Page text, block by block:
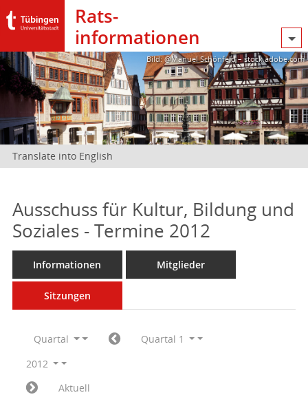
Rats­
informationen
Bild: @Manuel Schönfeld – stock.adobe.com
Translate into English
Ausschuss für Kultur, Bildung und
Soziales - Termine 2012
Informationen Mitglieder
Sitzungen
Quartal
Quartal 1
2012
Aktuell